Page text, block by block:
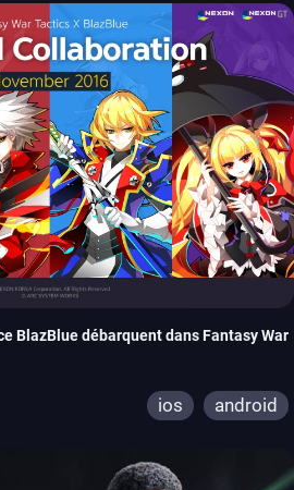
BlazBlue débarquent dans Fantasy War
ios android